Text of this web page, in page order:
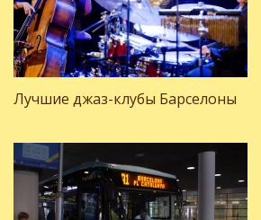
Лучшие джаз-клубы Барселоны